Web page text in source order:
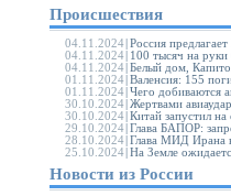
Происшествия
04.11.2024 Россия
04.11.2024 100 тысяч на
04.11.2024 Белый дом,
01.11.2024 Валенсия: 155
01.11.2024 Чего добиваются
30.10.2024 Жертвами
30.10.2024 Китай запустил
29.10.2024 Глава БАПОР:
28.10.2024 Глава МИД Ирана
25.10.2024 На Земле
Новости из России